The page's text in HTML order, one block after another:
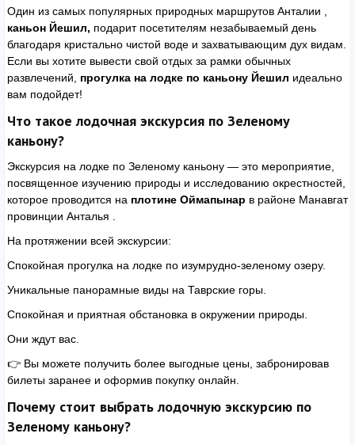
Один из самых популярных природных маршрутов Анталии ,
каньон Йешил, подарит посетителям незабываемый день
благодаря кристально чистой воде и захватывающим дух видам.
Если вы хотите вывести свой отдых за рамки обычных
развлечений, прогулка на лодке по каньону Йешил идеально
вам подойдет!
Что такое лодочная экскурсия по Зеленому
каньону?
Экскурсия на лодке по Зеленому каньону — это мероприятие,
посвященное изучению природы и исследованию окрестностей,
которое проводится на плотине Оймапынар в районе Манавгат
провинции Анталья .
На протяжении всей экскурсии:
Спокойная прогулка на лодке по изумрудно-зеленому озеру.
Уникальные панорамные виды на Таврские горы.
Спокойная и приятная обстановка в окружении природы.
Они ждут вас.
👉 Вы можете получить более выгодные цены, забронировав
билеты заранее и оформив покупку онлайн.
Почему стоит выбрать лодочную экскурсию по
Зеленому каньону?